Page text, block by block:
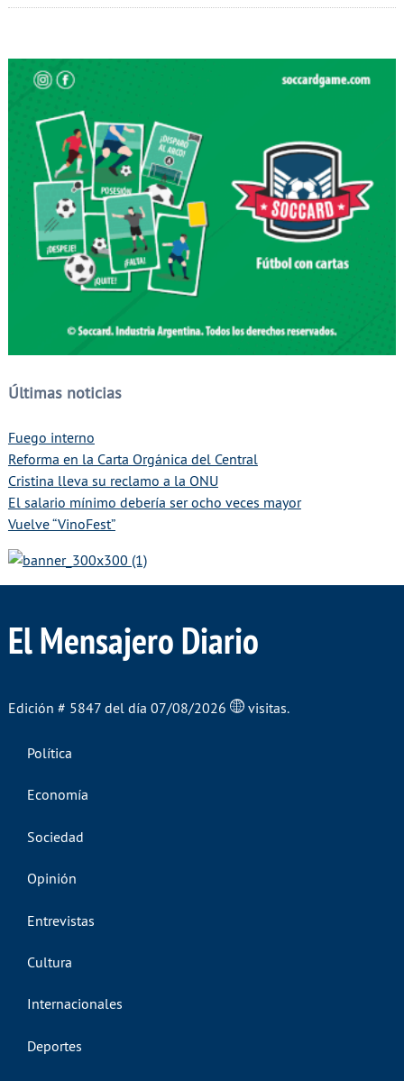
Últimas noticias
Fuego interno
Reforma en la Carta Orgánica del Central
Cristina lleva su reclamo a la ONU
El salario mínimo debería ser ocho veces mayor
Vuelve “VinoFest”
El Mensajero Diario
Edición # 5847 del día 07/08/2026 visitas.
Política
Economía
Sociedad
Opinión
Entrevistas
Cultura
Internacionales
Deportes